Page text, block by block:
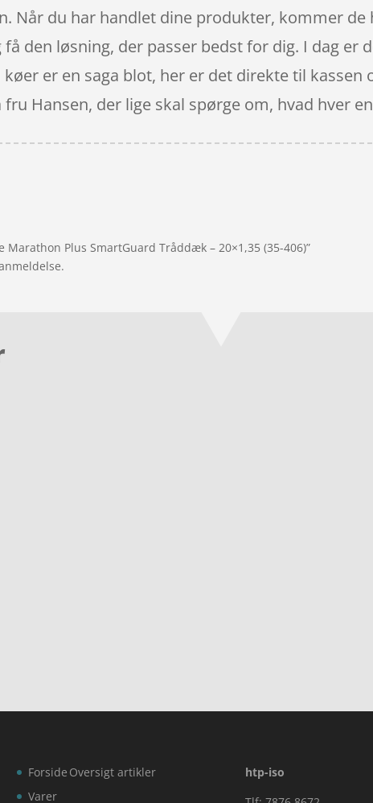
Når du har handlet dine produkter, kommer
den løsning, der passer bedst for dig. I dag er
er en saga blot, her er det direkte til
Hansen, der lige skal spørge om, hvad hver
Plus SmartGuard Tråddæk – 20×1,35 (35-406)”
Forside
Varer
Oversigt artikler
htp-iso